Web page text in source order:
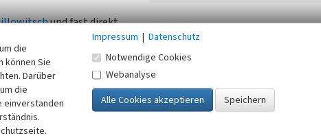
und fast direkt
die
können Sie
Darüber
die
einverstanden
Impressum | Datenschutz
Notwendige Cookies
Webanalyse